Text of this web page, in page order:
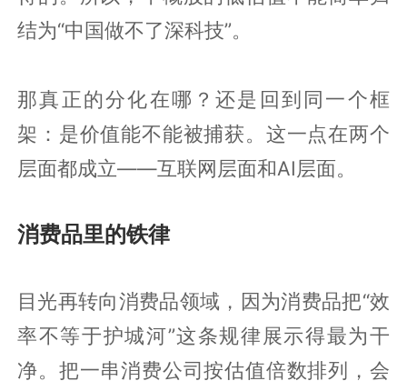
结为“中国做不了深科技”。
那真正的分化在哪？还是回到同一个框
架：是价值能不能被捕获。这一点在两个
层面都成立——互联网层面和AI层面。
消费品里的铁律
目光再转向消费品领域，因为消费品把“效
率不等于护城河”这条规律展示得最为干
净。把一串消费公司按估值倍数排列，会